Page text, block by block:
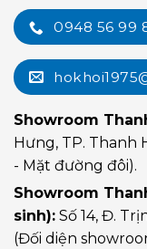
0948 56 99
Showroom
Hưng, TP. Thanh
- Mặt đường đôi).
Showroom
sinh): Số 14, Đ.
(Đối diện